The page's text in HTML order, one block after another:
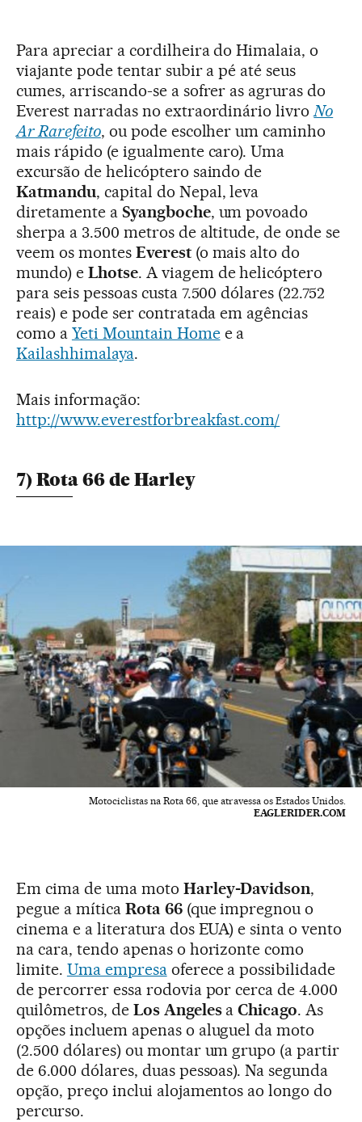
Para apreciar a cordilheira do Himalaia, o
viajante pode tentar subir a pé até seus
cumes, arriscando-se a sofrer as agruras do
Everest narradas no extraordinário livroNo
Ar Rarefeito, ou pode escolher um caminho
mais rápido (e igualmente caro). Uma
excursão de helicóptero saindo de
Katmandu, capital do Nepal, leva
diretamente a Syangboche, um povoado
sherpa a 3.500 metros de altitude, de onde se
veem os montes Everest(o mais alto do
mundo) e Lhotse. A viagem de helicóptero
para seis pessoas custa 7.500 dólares (22.752
reais) e pode ser contratada em agências
como a Yeti Mountain Homee a
Kailashhimalaya.
Mais informação:
http://www.everestforbreakfast.com/
7) Rota 66 de Harley
Motociclistas na Rota 66, que atravessa os Estados Unidos.
EAGLERIDER.COM
Em cima de uma moto Harley-Davidson,
pegue a mítica Rota 66(que impregnou o
cinema e a literatura dos EUA) e sinta o vento
na cara, tendo apenas o horizonte como
limite. Uma empresaoferece a possibilidade
de percorrer essa rodovia por cerca de 4.000
quilômetros, de Los AngelesaChicago. As
opções incluem apenas o aluguel da moto
(2.500 dólares) ou montar um grupo (a partir
de 6.000 dólares, duas pessoas). Na segunda
opção, preço inclui alojamentos ao longo do
percurso.